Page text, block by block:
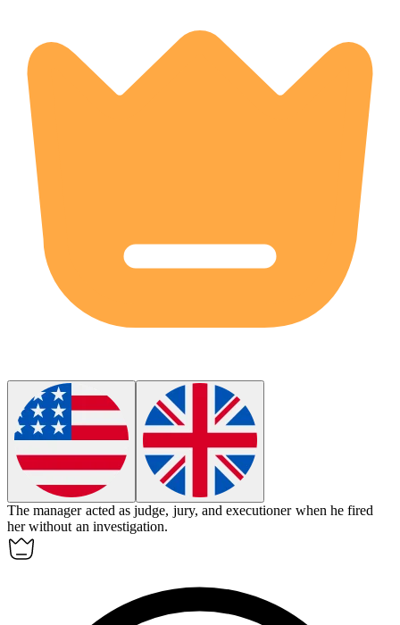
The manager acted as judge, jury, and executioner when he fired
her without an investigation.